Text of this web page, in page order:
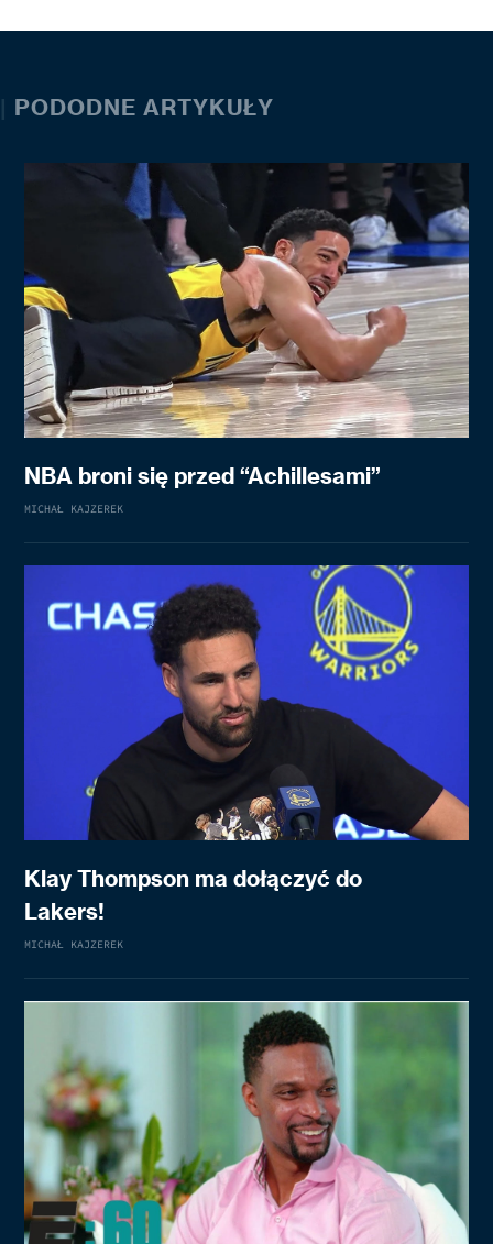
| PODODNE ARTYKUŁY
NBA broni się przed “Achillesami”
MICHAŁ KAJZEREK
Klay Thompson ma dołączyć do
Lakers!
MICHAŁ KAJZEREK